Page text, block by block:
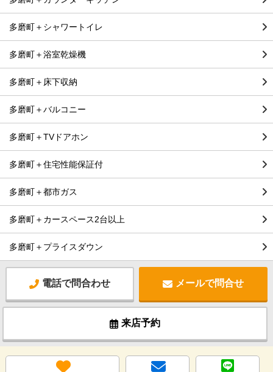
多磨町＋シャワートイレ
多磨町＋浴室乾燥機
多磨町＋床下収納
多磨町＋バルコニー
多磨町＋TVドアホン
多磨町＋住宅性能保証付
多磨町＋都市ガス
多磨町＋カースペース2台以上
多磨町＋プライスダウン
電話で問合わせ メールで問合せ
来店予約